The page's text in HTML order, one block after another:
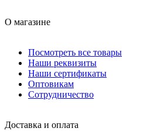
О магазине
Посмотреть все товары
Наши реквизиты
Наши сертификаты
Оптовикам
Сотрудничество
Доставка и оплата